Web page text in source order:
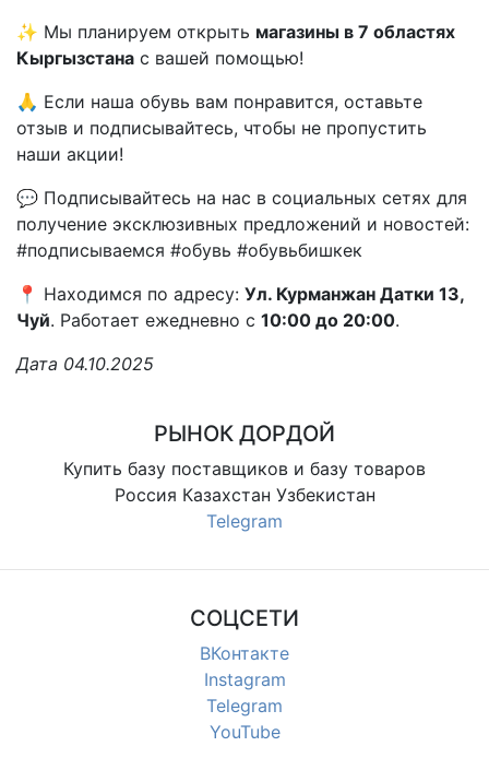
✨ Мы планируем открыть магазины в 7 областях
Кыргызстана с вашей помощью!
🙏 Если наша обувь вам понравится, оставьте
отзыв и подписывайтесь, чтобы не пропустить
наши акции!
💬 Подписывайтесь на нас в социальных сетях для
получение эксклюзивных предложений и новостей:
#подписываемся #обувь #обувьбишкек
📍 Находимся по адресу: Ул. Курманжан Датки 13,
Чуй. Работает ежедневно с 10:00 до 20:00.
Дата 04.10.2025
РЫНОК ДОРДОЙ
Купить базу поставщиков и базу товаров
Россия Казахстан Узбекистан
Telegram
СОЦСЕТИ
ВКонтакте
Instagram
Telegram
YouTube